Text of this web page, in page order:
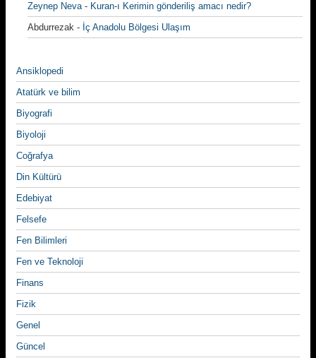
Zeynep Neva- Kuran-ı Kerimin gönderiliş amacı nedir?
Abdurrezak - İç Anadolu Bölgesi Ulaşım
Ansiklopedi
Atatürk ve bilim
Biyografi
Biyoloji
Coğrafya
Din Kültürü
Edebiyat
Felsefe
Fen Bilimleri
Fen ve Teknoloji
Finans
Fizik
Genel
Güncel